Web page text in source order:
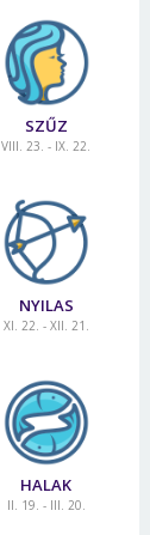
SZŰZ
VIII. 23. - IX. 22.
NYILAS
XI. 22. - XII. 21.
HALAK
II. 19. - III. 20.